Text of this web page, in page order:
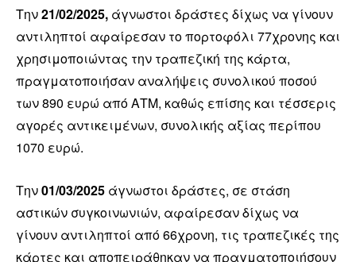
Την21/02/2025, άγνωστοι δράστες δίχως να γίνουν
αντιληπτοί αφαίρεσαν το πορτοφόλι 77χρονης και
χρησιμοποιώντας την τραπεζική της κάρτα,
πραγματοποιήσαν αναλήψεις συνολικού ποσού
των 890 ευρώ από ΑΤΜ, καθώς επίσης και τέσσερις
αγορές αντικειμένων, συνολικής αξίας περίπου
1070 ευρώ.
Την01/03/2025 άγνωστοι δράστες, σε στάση
αστικών συγκοινωνιών, αφαίρεσαν δίχως να
γίνουν αντιληπτοί από 66χρονη, τις τραπεζικές της
κάρτες και αποπειράθηκαν να πραγματοποιήσουν